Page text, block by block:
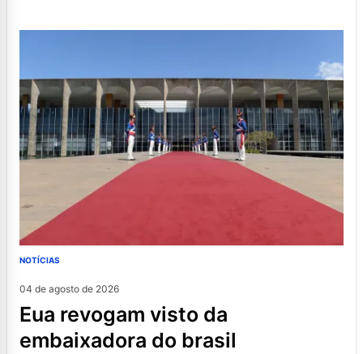
NOTÍCIAS
04 de agosto de 2026
eua revogam visto da
embaixadora do brasil